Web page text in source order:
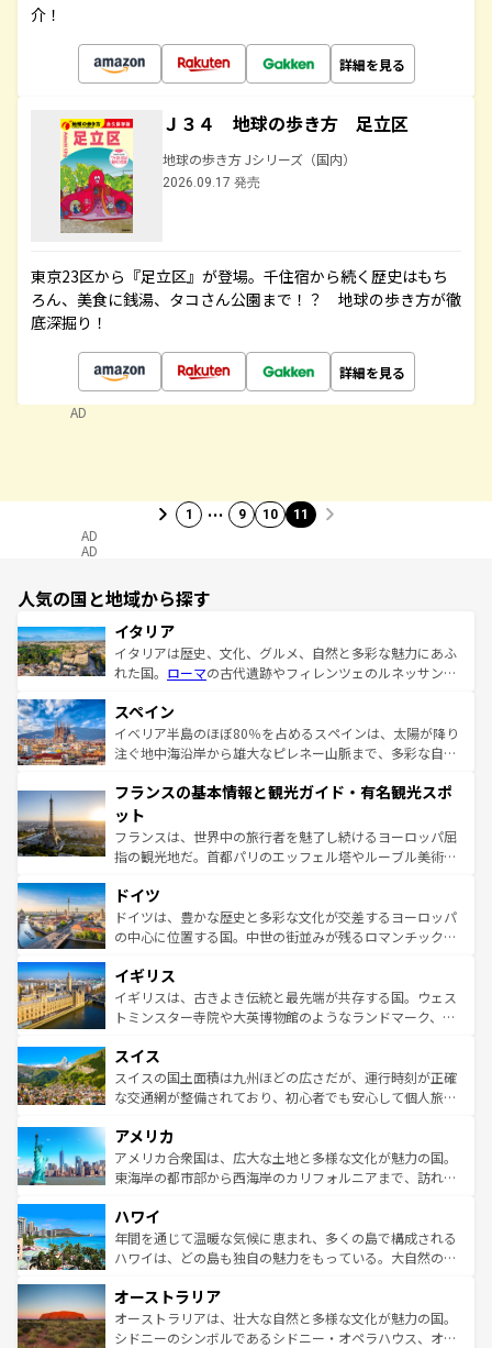
介！
詳細を見る
Ｊ３４ 地球の歩き方 足立区
地球の歩き方 Jシリーズ（国内）
2026.09.17 発売
東京23区から『足立区』が登場。千住宿から続く歴史はもち
ろん、美食に銭湯、タコさん公園まで！？ 地球の歩き方が徹
底深掘り！
詳細を見る
AD
1 … 9 10 11
AD
AD
人気の国と地域から探す
イタリア
イタリアは歴史、文化、グルメ、自然と多彩な魅力にあふ
れた国。 ローマの古代遺跡やフィレンツェのルネッサンス
ろん、トスカーナの美しい田園風景やアマルフィ海岸の絶
景など、自然景観も見逃せない。観光の合間には、本場の
ピザやパスタなど、絶品のイタリア料理を堪能することも
ませてくれるイタリアで、忘れられない旅をしてみよう！
なお、新着のイタリア情報は
しい。
スペイン
イベリア半島のほぼ80％を占めるスペインは、太陽が降り
注ぐ地中海沿岸から雄大なピレネー山脈まで、多彩な自然
文化が根付くこの国では、情熱的なフラメンコ、熱気あふ
れる闘牛、そして美味しいタパスが生活の一部となってい
る。首都マドリードの洗練された雰囲気や、バルセロナの
アートに溢れた街角から、地方では古代ローマ遺跡や中世
せる。地方によって風土や気候が異なるスペインはその個
性で訪れる人を魅了する。 なお、新着のスペイン情報は コ
ンテンツ一覧を参照してほしい。
フランスの基本情報と観光ガイド・有名観光スポ
ット
フランスは、世界中の旅行者を魅了し続けるヨーロッパ屈
指の観光地だ。首都パリのエッフェル塔やルーブル美術館
で、幅広い魅力が詰まっている。華麗な宮殿、歴史的な大
聖堂、美しいビーチ、そして豊かな自然が、訪れる者を心
から魅了する。また、フランスは美食の国としても知ら
いる。シャンパンの発祥地であるランス、プロヴァンスの
香り高いラベンダー畑など、多彩な楽しみ方が可能だ。さ
らに、パリ以外の地域にも魅力が溢れており、どの街角に
れる地方に足を運ぶとそれぞれで全く異なる文化を体験で
きるだろう。 なお、新着のフランス情報はコンテンツ一覧
を参照してほしい。
ドイツ
ドイツは、豊かな歴史と多彩な文化が交差するヨーロッパ
の中心に位置する国。中世の街並みが残るロマンチック街
顔を持つこの国は、どこを歩いても飽きることがない。ベ
ルリンの文化的活気、バイエルン州のアルプスの絶景、そ
してライン川沿いのワイン畑といった風景は必見。ビール
は、お酒好きな人にはぜひ体験してほしい。 なお、新着の
ドイツ情報はコンテンツ一覧を参照してほしい。
イギリス
イギリスは、古きよき伝統と最先端が共存する国。ウェス
トミンスター寺院や大英博物館のようなランドマーク、歴
リアごとに異なる魅力がある。また、優雅なアフタヌーン
ティー、ビール好きにはたまらない英国パブ、サッカー観
戦など、本場だからこそできる体験も豊富。イギリスを旅
ンツ一覧を参照してほしい。
スイス
スイスの国土面積は九州ほどの広さだが、運行時刻が正確
な交通網が整備されており、初心者でも安心して個人旅行
の建物がそのまま残る町や、スイスならではのユニークな
博物館もあり、アルプス観光だけでなく町歩きも満喫する
ことができる。国民の所得が高いため物価も高いが、旅行
ば市内交通費無料で観光を楽しむこともできる。 なお、新
着のスイス情報はコンテンツ一覧 を参照してほしい。
アメリカ
アメリカ合衆国は、広大な土地と多様な文化が魅力の国。
東海岸の都市部から西海岸のカリフォルニアまで、訪れる
のような巨大都市は、観光、ショッピング、エンターテイ
ンメントが詰まった刺激的なスポットだ。一方、アメリカ
西部には大自然が広がり、グランドキャニオンやイエロー
部のニューオーリンズでは、音楽と美食が融合した独特の
文化が魅力。旅行者はアメリカの各地域で異なる魅力を楽
しみながら、その多様性と豊かな歴史を感じることができ
ハワイ
年間を通じて温暖な気候に恵まれ、多くの島で構成される
ハワイは、どの島も独自の魅力をもっている。大自然の神
ワイ島は見逃せない。また、定番の観光地といえばオアフ
島だが、静かな自然を求めるならマウイ島やカウアイ島が
おすすめ。エメラルドグリーンに輝く海をはじめ、豊かな
オーストラリア
オーストラリアは、壮大な自然と多様な文化が魅力の国。
シドニーのシンボルであるシドニー・オペラハウス、オー